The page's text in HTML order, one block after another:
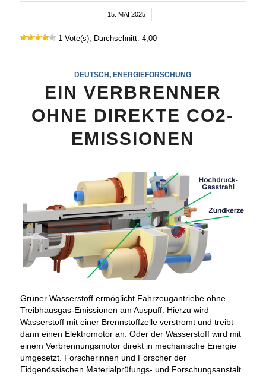
15. MAI 2025
/
1 Vote(s), Durchschnitt: 4,00
DEUTSCH, ENERGIEFORSCHUNG
EIN VERBRENNER
OHNE DIREKTE CO2-
EMISSIONEN
Grüner Wasserstoff ermöglicht Fahrzeugantriebe ohne
Treibhausgas-Emissionen am Auspuff: Hierzu wird
Wasserstoff mit einer Brennstoffzelle verstromt und treibt
dann einen Elektromotor an. Oder der Wasserstoff wird mit
einem Verbrennungsmotor direkt in mechanische Energie
umgesetzt. Forscherinnen und Forscher der
Eidgenössischen Materialprüfungs- und Forschungsanstalt